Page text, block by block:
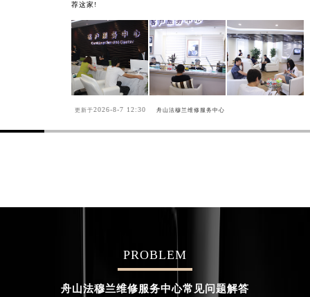
荐这家!
更新于2026-8-7 12:30 舟山法穆兰维修服务中心
PROBLEM
舟山法穆兰维修服务中心常见问题解答